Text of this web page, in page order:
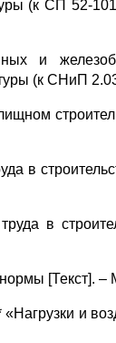
(к СП 52-
и
(к СНиП
в
в
[Текст]. –
и